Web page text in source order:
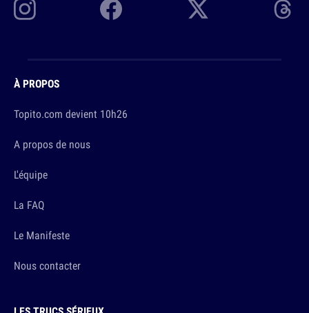
À PROPOS
Topito.com devient 10h26
A propos de nous
L'équipe
La FAQ
Le Manifeste
Nous contacter